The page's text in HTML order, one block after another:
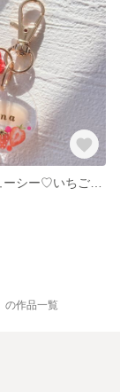
の作品一覧